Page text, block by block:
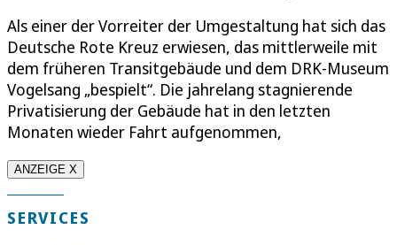
Als einer der Vorreiter der Umgestaltung hat sich das
Deutsche Rote Kreuz erwiesen, das mittlerweile mit
dem früheren Transitgebäude und dem DRK-Museum
Vogelsang „bespielt“. Die jahrelang stagnierende
Privatisierung der Gebäude hat in den letzten
Monaten wieder Fahrt aufgenommen,
ANZEIGE X
SERVICES